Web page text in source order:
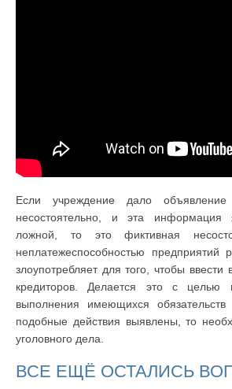
Если учреждение дало
несостоятельно, и эта информация
ложной, то это фиктивная
неплатежеспособностью предприятий
злоупотребляет для того, чтобы ввести
кредиторов. Делается это с целью
выполнения имеющихся
подобные действия выявлены, то
уголовного дела.
ВСЕ ЕЩЁ ОСТАЛИСЬ